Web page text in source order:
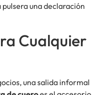
una declaración
Cualquier
una salida informal